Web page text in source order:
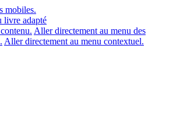
mobiles.
livre adapté
Aller directement au menu des
Aller directement au menu contextuel.